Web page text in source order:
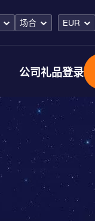
场合 EUR
公司礼品登录